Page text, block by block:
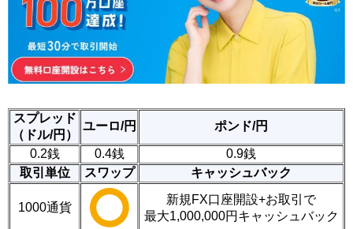
スプレッド
（ドル/円）
ユーロ/円 ポンド/円
0.2銭 0.4銭
0.9銭
取引単位
スワップ キャッシュバック
1000通貨
新規FX口座開設+お取引で
最大1,000,000円キャッシュバック